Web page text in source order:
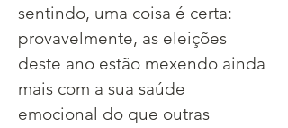
sentindo, uma coisa é certa:
provavelmente, as eleições
deste ano estão mexendo ainda
mais com a sua saúde
emocional do que outras